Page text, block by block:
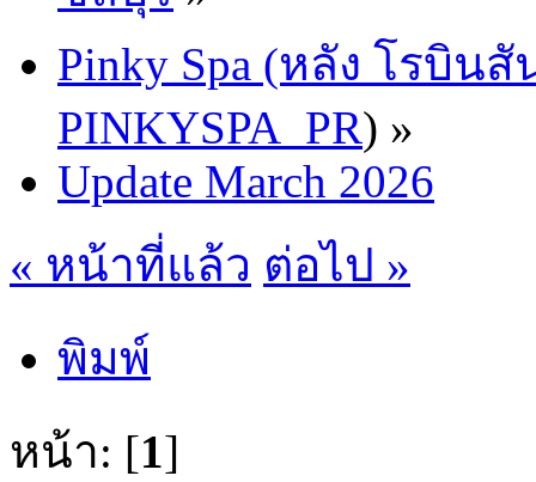
Pinky Spa (หลัง โรบิน
PINKYSPA_PR) »
Update March 2026
« หน้าที่แล้ว ต่อไป »
พิมพ์
หน้า: [1]